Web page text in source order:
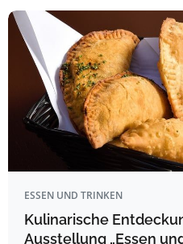
ESSEN UND TRINKEN
Kulinarische
Ausstellung „Essen